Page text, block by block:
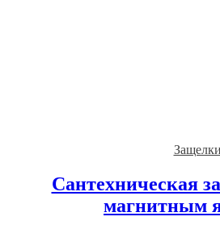
Защелки
Сантехническая
магнитным